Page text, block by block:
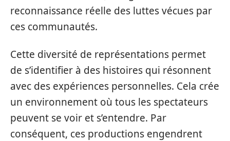
reconnaissance réelle des luttes vécues par
ces communautés.
Cette diversité de représentations permet
de s’identifier à des histoires qui résonnent
avec des expériences personnelles. Cela crée
un environnement où tous les spectateurs
peuvent se voir et s’entendre. Par
conséquent, ces productions engendrent